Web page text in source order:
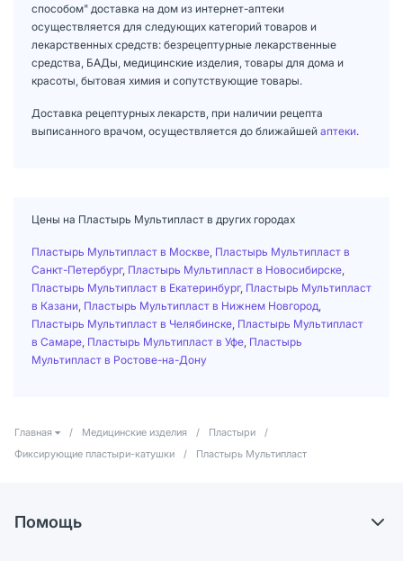
способом" доставка на дом из интернет-аптеки
осуществляется для следующих категорий товаров и
лекарственных средств: безрецептурные лекарственные
средства, БАДы, медицинские изделия, товары для дома и
красоты, бытовая химия и сопутствующие товары.
Доставка рецептурных лекарств, при наличии рецепта
выписанного врачом, осуществляется до ближайшей аптеки.
Цены на Пластырь Мультипласт в других городах
Пластырь Мультипласт в Москве Пластырь Мультипласт в
Санкт-Петербург, Пластырь Мультипласт в Новосибирске
Пластырь Мультипласт в Екатеринбург, Пластырь Мультипласт
в Казани Пластырь Мультипласт в Нижнем Новгород
Пластырь Мультипласт в Челябинске Пластырь Мультипласт
в Самаре Пластырь Мультипласт в Уфе Пластырь
Мультипласт в Ростове-на-Дону
Главная / Медицинские изделия / Пластыри
/
Фиксирующие пластыри-катушки
/ Пластырь Мультипласт
Помощь